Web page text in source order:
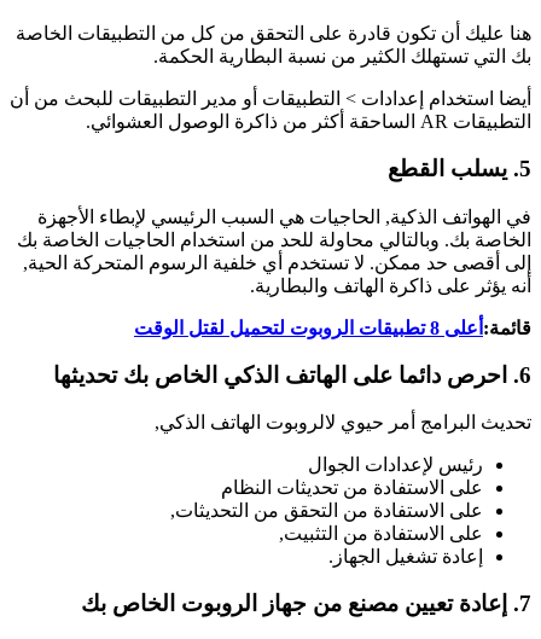
هنا عليك أن تكون قادرة على التحقق من كل من التطبيقات الخاصة
بك التي تستهلك الكثير من نسبة البطارية الحكمة.
أيضا استخدام إعدادات > التطبيقات أو مدير التطبيقات للبحث من أن
التطبيقات AR الساحقة أكثر من ذاكرة الوصول العشوائي.
5. يسلب القطع
في الهواتف الذكية, الحاجيات هي السبب الرئيسي لإبطاء الأجهزة
الخاصة بك. وبالتالي محاولة للحد من استخدام الحاجيات الخاصة بك
إلى أقصى حد ممكن. لا تستخدم أي خلفية الرسوم المتحركة الحية,
أنه يؤثر على ذاكرة الهاتف والبطارية.
قائمة: أعلى 8 تطبيقات الروبوت لتحميل لقتل الوقت
6. احرص دائما على الهاتف الذكي الخاص بك تحديثها
تحديث البرامج أمر حيوي لالروبوت الهاتف الذكي,
رئيس لإعدادات الجوال
على الاستفادة من تحديثات النظام
على الاستفادة من التحقق من التحديثات,
على الاستفادة من التثبيت,
إعادة تشغيل الجهاز.
7. إعادة تعيين مصنع من جهاز الروبوت الخاص بك